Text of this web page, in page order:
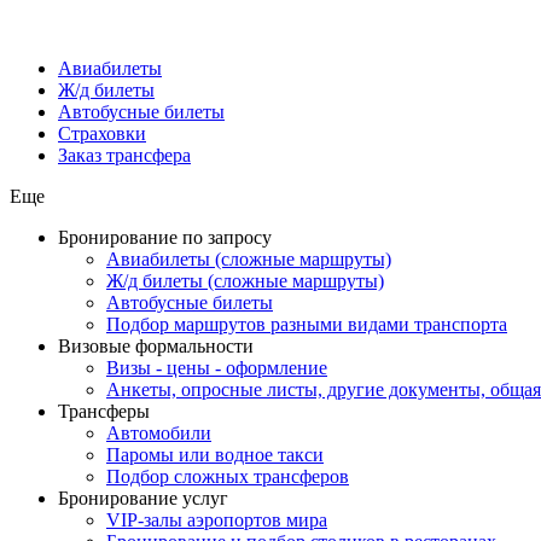
Авиабилеты
Ж/д билеты
Автобусные билеты
Страховки
Заказ трансфера
Еще
Бронирование по запросу
Авиабилеты (сложные маршруты)
Ж/д билеты (сложные маршруты)
Автобусные билеты
Подбор маршрутов разными видами транспорта
Визовые формальности
Визы - цены - оформление
Анкеты, опросные листы, другие документы,
Трансферы
Автомобили
Паромы или водное такси
Подбор сложных трансферов
Бронирование услуг
VIP-залы аэропортов мира